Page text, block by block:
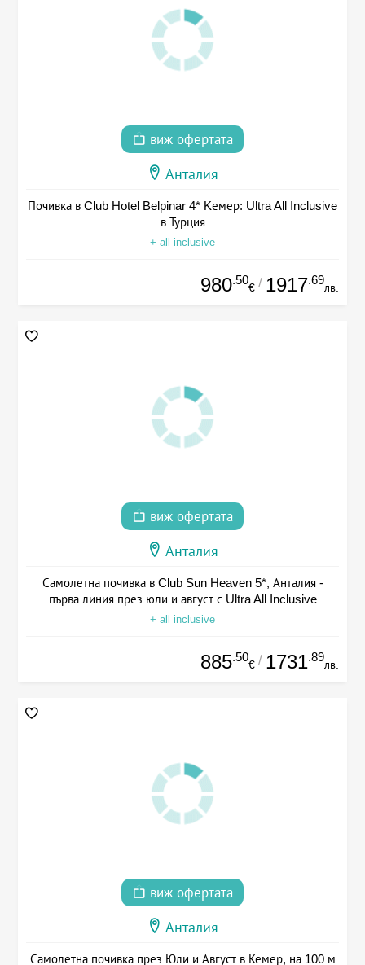
виж офертата
Анталия
Почивка в Club Hotel Belpinar 4* Kемер: Ultra All Inclusive
в Турция
+ all inclusive
980.50
€ / 1917.69
лв.
виж офертата
Анталия
Самолетна почивка в Club Sun Heaven 5*, Анталия -
първа линия през юли и август с Ultra All Inclusive
+ all inclusive
885.50
€ / 1731.89
лв.
виж офертата
Анталия
Самолетна почивка през Юли и Август в Кемер, на 100 м